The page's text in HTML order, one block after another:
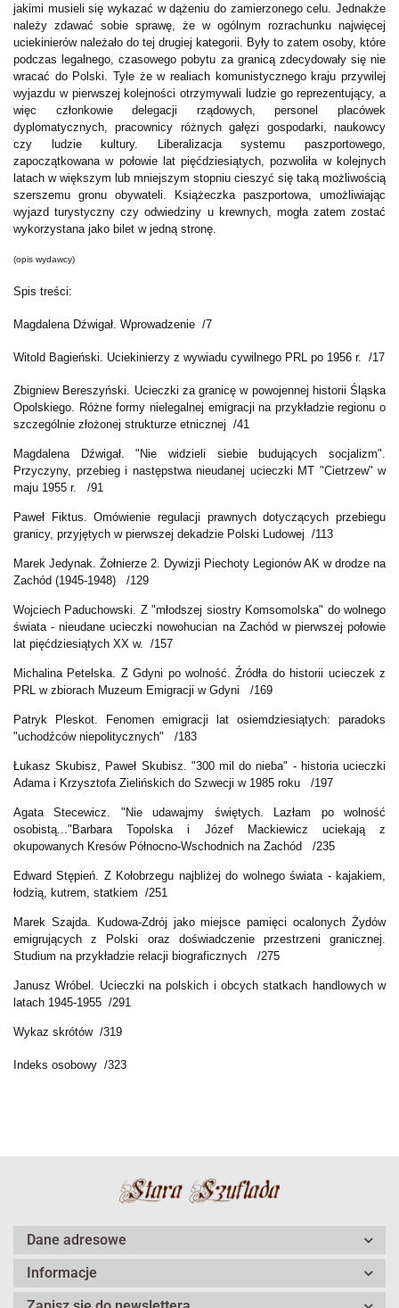
jakimi musieli się wykazać w dążeniu do zamierzonego celu. Jednakże
należy zdawać sobie sprawę, że w ogólnym rozrachunku najwięcej
uciekinierów należało do tej drugiej kategorii. Były to zatem osoby, które
podczas legalnego, czasowego pobytu za granicą zdecydowały się nie
wracać do Polski. Tyle że w realiach komunistycznego kraju przywilej
wyjazdu w pierwszej kolejności otrzymywali ludzie go reprezentujący, a
więc członkowie delegacji rządowych, personel placówek
dyplomatycznych, pracownicy różnych gałęzi gospodarki, naukowcy
czy ludzie kultury. Liberalizacja systemu paszportowego,
zapoczątkowana w połowie lat pięćdziesiątych, pozwoliła w kolejnych
latach w większym lub mniejszym stopniu cieszyć się taką możliwością
szerszemu gronu obywateli. Książeczka paszportowa, umożliwiając
wyjazd turystyczny czy odwiedziny u krewnych, mogła zatem zostać
wykorzystana jako bilet w jedną stronę.
(opis wydawcy)
Spis treści:
Magdalena Dźwigał. Wprowadzenie /7
Witold Bagieński. Uciekinierzy z wywiadu cywilnego PRL po 1956 r. /17
Zbigniew Bereszyński. Ucieczki za granicę w powojennej historii Śląska
Opolskiego. Różne formy nielegalnej emigracji na przykładzie regionu o
szczególnie złożonej strukturze etnicznej /41
Magdalena Dźwigał. "Nie widzieli siebie budujących socjalizm".
Przyczyny, przebieg i następstwa nieudanej ucieczki MT "Cietrzew" w
maju 1955 r. /91
Paweł Fiktus. Omówienie regulacji prawnych dotyczących przebiegu
granicy, przyjętych w pierwszej dekadzie Polski Ludowej /113
Marek Jedynak. Żołnierze 2. Dywizji Piechoty Legionów AK w drodze na
Zachód (1945-1948) /129
Wojciech Paduchowski. Z "młodszej siostry Komsomolska" do wolnego
świata - nieudane ucieczki nowohucian na Zachód w pierwszej połowie
lat pięćdziesiątych XX w. /157
Michalina Petelska. Z Gdyni po wolność. Źródła do historii ucieczek z
PRL w zbiorach Muzeum Emigracji w Gdyni /169
Patryk Pleskot. Fenomen emigracji lat osiemdziesiątych: paradoks
"uchodźców niepolitycznych" /183
Łukasz Skubisz, Paweł Skubisz. "300 mil do nieba" - historia ucieczki
Adama i Krzysztofa Zielińskich do Szwecji w 1985 roku /197
Agata Stecewicz. "Nie udawajmy świętych. Lazłam po wolność
osobistą..."Barbara Topolska i Józef Mackiewicz uciekają z
okupowanych Kresów Północno-Wschodnich na Zachód /235
Edward Stępień. Z Kołobrzegu najbliżej do wolnego świata - kajakiem,
łodzią, kutrem, statkiem /251
Marek Szajda. Kudowa-Zdrój jako miejsce pamięci ocalonych Żydów
emigrujących z Polski oraz doświadczenie przestrzeni granicznej.
Studium na przykładzie relacji biograficznych /275
Janusz Wróbel. Ucieczki na polskich i obcych statkach handlowych w
latach 1945-1955 /291
Wykaz skrótów /319
Indeks osobowy /323
Dane adresowe
Informacje